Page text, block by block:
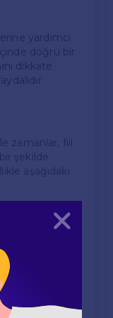
yardımcı
doğru bir
dikkate
zamanlar, fiil
şekilde
aşağıdaki
yardımcı
Kapat